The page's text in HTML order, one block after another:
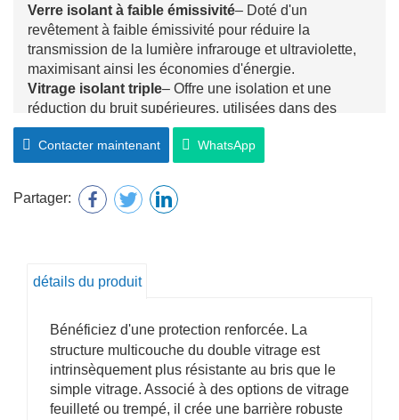
Verre isolant à faible émissivité– Doté d'un
revêtement à faible émissivité pour réduire la
transmission de la lumière infrarouge et ultraviolette,
maximisant ainsi les économies d'énergie.
Vitrage isolant triple– Offre une isolation et une
réduction du bruit supérieures, utilisées dans des
climats extrêmes ou des constructions haut de
gamme.
La couche d'air ou de gaz inerte scellée entre les
vitres réduit considérablement le transfert de chaleur,
de ventilation et de climatisation tout au long de
Le vitrage isolant minimise efficacement la
transmission du bruit extérieur, créant ainsi un
environnement intérieur plus silencieux, ce qui est
particulièrement avantageux en milieu urbain, dans
les aéroports ou en bord de route.
Contacter maintenant WhatsApp
Partager:
détails du produit
Bénéficiez d'une protection renforcée. La
structure multicouche du double vitrage est
intrinsèquement plus résistante au bris que le
simple vitrage. Associé à des options de vitrage
feuilleté ou trempé, il crée une barrière robuste